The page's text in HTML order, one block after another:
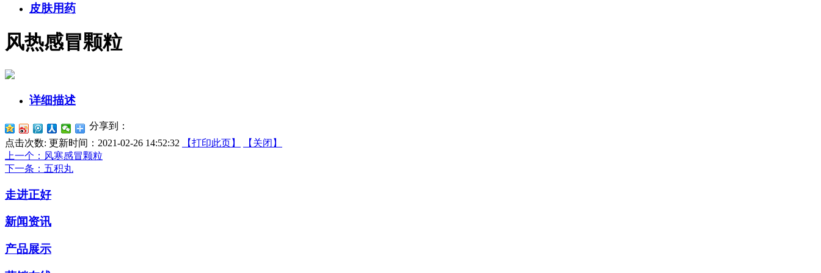
皮肤用药
风热感冒颗粒
详细描述
分享到：
点击次数: 更新时间：2021-02-26 14:52:32 【打印此页】
【关闭】
上一个 ：风寒感冒颗粒
下一条 ：五积丸
走进正好
新闻资讯
产品展示